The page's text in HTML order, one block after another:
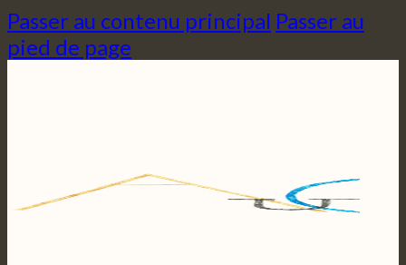
Passer au contenu principal Passer au
pied de page